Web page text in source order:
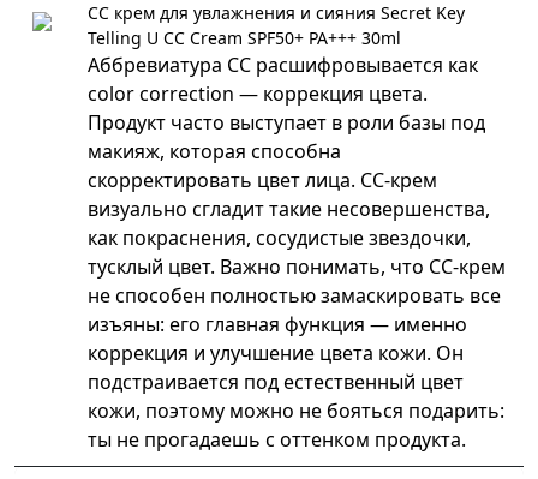
СС крем для увлажнения и сияния Secret Key
Telling U CC Cream SPF50+ PA+++ 30ml
Аббревиатура СС расшифровывается как
color correction — коррекция цвета.
Продукт часто выступает в роли базы под
макияж, которая способна
скорректировать цвет лица. СС-крем
визуально сгладит такие несовершенства,
как покраснения, сосудистые звездочки,
тусклый цвет. Важно понимать, что СС-крем
не способен полностью замаскировать все
изъяны: его главная функция — именно
коррекция и улучшение цвета кожи. Он
подстраивается под естественный цвет
кожи, поэтому можно не бояться подарить:
ты не прогадаешь с оттенком продукта.